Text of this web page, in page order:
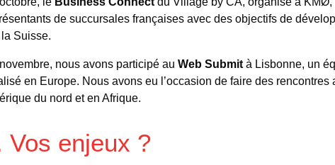
de succursales françaises avec des objectifs de
Suisse.
nous avons participé au Web Submit à Lisbonne, un
en Europe. Nous avons eu l’occasion de faire des
du nord et en Afrique.
Vos enjeux ?